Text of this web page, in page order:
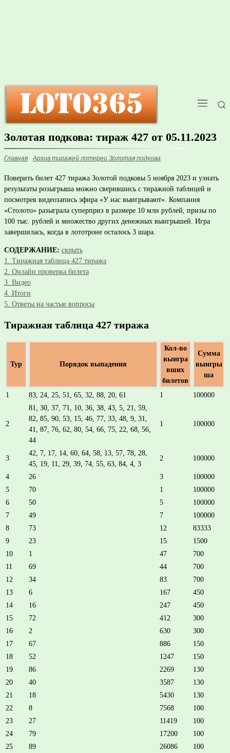
Золотая подкова: тираж 427 от 05.11.2023
Главная Архив тиражей лотереи Золотая подкова
Поверить билет 427 тиража Золотой подковы 5 ноября 2023 и узнать
результаты розыгрыша можно сверившись с тиражной таблицей и
посмотрев видеозапись эфира «У нас выигрывают». Компания
«Столото» разыграла суперприз в размере 10 млн рублей, призы по
100 тыс. рублей и множество других денежных выигрышей. Игра
завершилась, когда в лототроне осталось 3 шара.
СОДЕРЖАНИЕ: скрыть
1. Тиражная таблица 427 тиража
2. Онлайн проверка билета
3. Видео
4. Итоги
5. Ответы на частые вопросы
Тиражная таблица 427 тиража
Тур Порядок выпадения
Кол-во
выигра
вших
билетов
Сумма
выигры
ша
1 83, 24, 25, 51, 65, 32, 88, 20, 61 1 100000
2
81, 30, 37, 71, 10, 36, 38, 43, 5, 21, 59,
82, 85, 90, 53, 15, 46, 77, 33, 48, 9, 31,
41, 87, 76, 62, 80, 54, 66, 75, 22, 68, 56,
44
1 100000
3
42, 7, 17, 14, 60, 64, 58, 13, 57, 78, 28,
45, 19, 11, 29, 39, 74, 55, 63, 84, 4, 3
2 100000
4 26 3
100000
5
70 1
100000
6
50 5
100000
7
49 7
100000
8
73 12
83333
9
23 15
1500
10
1 47
700
11
69 44
700
12
34 83
700
13
6 167
450
14
16 247
450
15
72 412
300
16
2 630
300
17
67 886
150
18
52 1247
150
19
86 2269
130
20
40 3587
130
21
18 5430
130
22
8 7568
100
23
27 11419
100
24
79 17200
100
25
89 26086 100